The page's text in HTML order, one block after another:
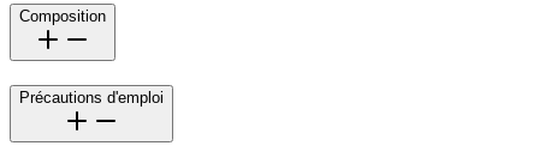
Composition
Précautions d'emploi